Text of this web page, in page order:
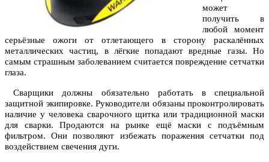
может
получить в
любой момент
серьёзные ожоги от отлетающего в сторону раскалённых
металлических частиц, в лёгкие попадают вредные газы. Но
самым страшным заболеванием считается повреждение сетчатки
глаза.
Сварщики должны обязательно работать в специальной
защитной экипировке. Руководители обязаны проконтролировать
наличие у человека сварочного щитка или традиционной маски
для сварки. Продаются на рынке ещё маски с подъёмным
фильтром. Они позволяют избежать поражения сетчатки под
воздействием свечения дуги.